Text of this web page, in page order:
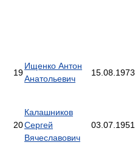
19
Ищенко Антон
Анатольевич
15.08.1973
20
Калашников
Сергей
Вячеславович
03.07.1951